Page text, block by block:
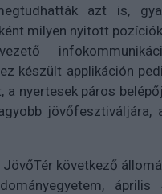
azt is,
milyen nyitott
készült applikáción
a nyertesek páros
jövőfesztiváljára,
JövőTér következő